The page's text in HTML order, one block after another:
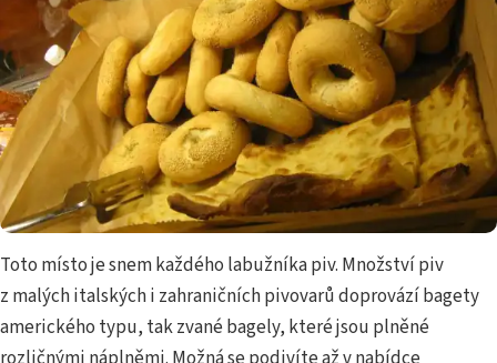
Toto místo je snem každého labužníka piv. Množství piv
z malých italských i zahraničních pivovarů doprovází bagety
amerického typu, tak zvané bagely, které jsou plněné